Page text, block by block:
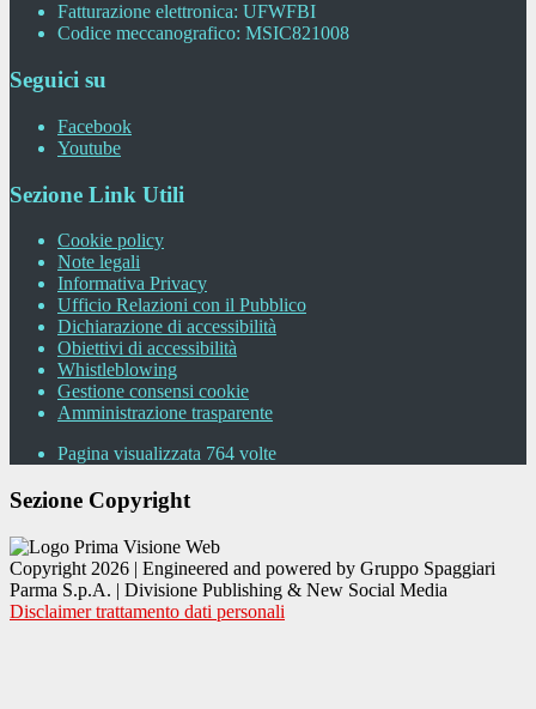
Fatturazione elettronica: UFWFBI
Codice meccanografico: MSIC821008
Seguici su
Facebook
Youtube
Sezione Link Utili
Cookie policy
Note legali
Informativa Privacy
Ufficio Relazioni con il Pubblico
Dichiarazione di accessibilità
Obiettivi di accessibilità
Whistleblowing
Gestione consensi cookie
Amministrazione trasparente
Pagina visualizzata 764 volte
Sezione Copyright
Copyright 2026 | Engineered and powered by Gruppo Spaggiari
Parma S.p.A. | Divisione Publishing & New Social Media
Disclaimer trattamento dati personali